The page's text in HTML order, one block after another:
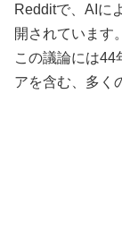
Redditで、AIに
開されています。
この議論には44
アを含む、多く